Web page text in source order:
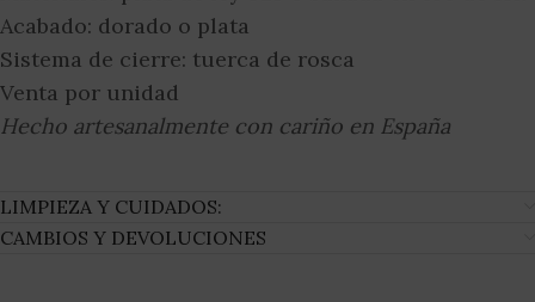
Acabado: dorado o plata
Sistema de cierre: tuerca de rosca
Venta por unidad
Hecho artesanalmente con cariño en España
LIMPIEZA Y CUIDADOS:
CAMBIOS Y DEVOLUCIONES